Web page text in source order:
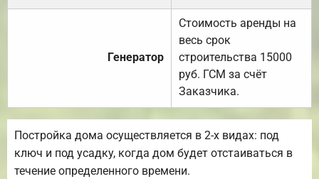
Генератор
Стоимость аренды на
весь срок
строительства 15000
руб. ГСМ за счёт
Заказчика.
Постройка дома осуществляется в 2-х видах: под
ключ и под усадку, когда дом будет отстаиваться в
течение определенного времени.